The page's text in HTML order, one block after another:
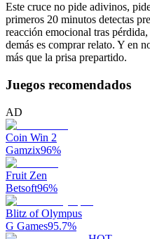
Este cruce no pide adivinos,
primeros 20 minutos detectas
reacción emocional tras
demás es comprar relato. Y en
más que la prisa prepartido.
Juegos recomendados
AD
Coin Win 2
Gamzix96%
Fruit Zen
Betsoft96%
Blitz of Olympus
G Games95.7%